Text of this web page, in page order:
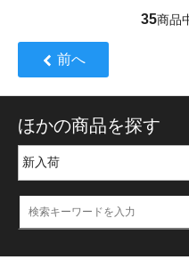
35商品
前へ
ほかの商品を探す